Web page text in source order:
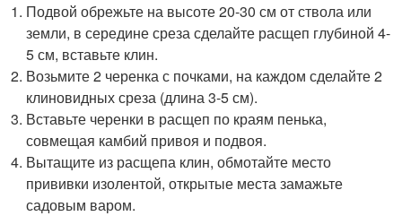
Подвой обрежьте на высоте 20-30 см от ствола или
земли, в середине среза сделайте расщеп глубиной 4-
5 см, вставьте клин.
Возьмите 2 черенка с почками, на каждом сделайте 2
клиновидных среза (длина 3-5 см).
Вставьте черенки в расщеп по краям пенька,
совмещая камбий привоя и подвоя.
Вытащите из расщепа клин, обмотайте место
прививки изолентой, открытые места замажьте
садовым варом.